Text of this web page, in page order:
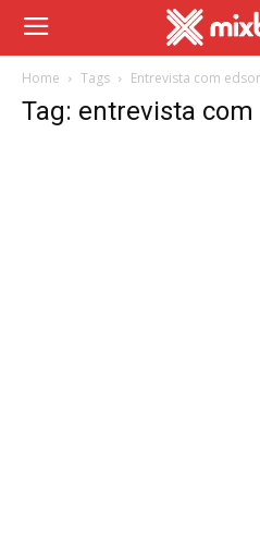
Home Tags Entrevista com
Tag: entrevista